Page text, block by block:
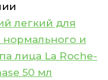
легкий для
и
лица La Roche-
50 мл